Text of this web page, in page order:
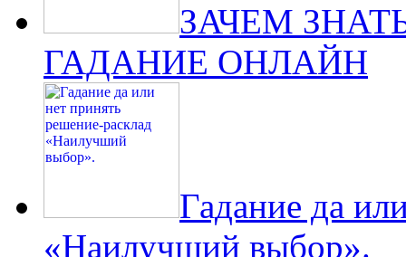
ЗАЧЕМ
ГАДАНИЕ ОНЛАЙН
Гадание да
«Наилучший выбор».